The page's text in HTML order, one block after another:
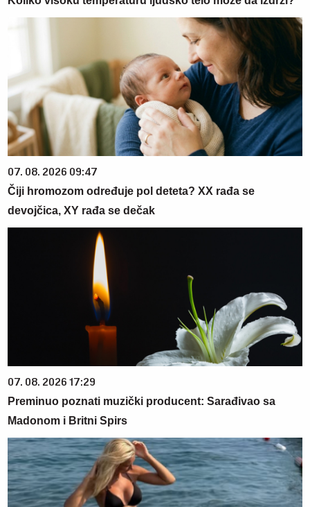
07. 08. 2026 09:47
Čiji hromozom određuje pol deteta? XX rađa se
devojčica, XY rađa se dečak
07. 08. 2026 17:29
Preminuo poznati muzički producent: Sarađivao sa
Madonom i Britni Spirs